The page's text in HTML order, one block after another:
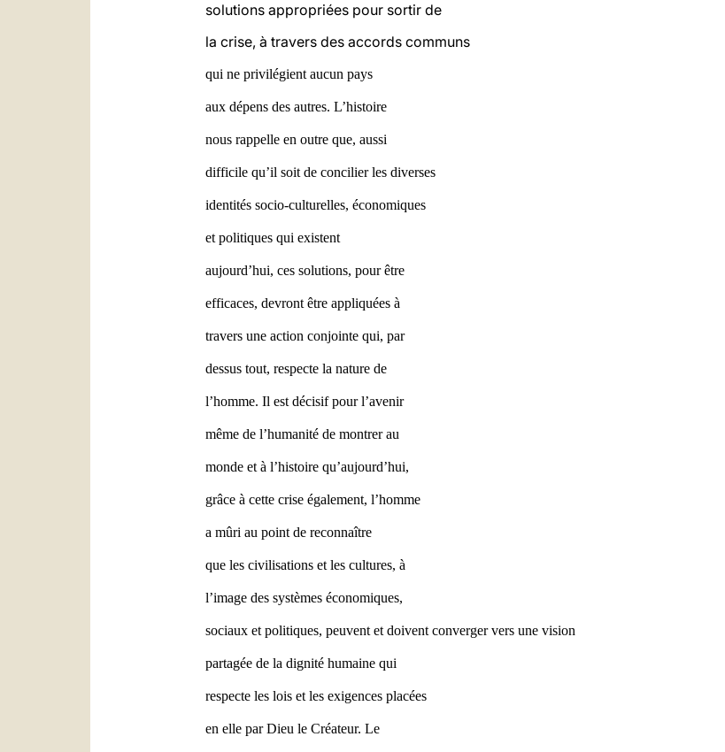
solutions appropriées pour sortir de
la crise, à travers des accords communs
qui ne privilégient aucun pays
aux dépens des autres. L’histoire
nous rappelle en outre que, aussi
difficile qu’il soit de concilier les diverses
identités socio-culturelles, économiques
et politiques qui existent
aujourd’hui, ces solutions, pour être
efficaces, devront être appliquées à
travers une action conjointe qui, par
dessus tout, respecte la nature de
l’homme. Il est décisif pour l’avenir
même de l’humanité de montrer au
monde et à l’histoire qu’aujourd’hui,
grâce à cette crise également, l’homme
a mûri au point de reconnaître
que les civilisations et les cultures, à
l’image des systèmes économiques,
sociaux et politiques, peuvent et doivent converger vers une vision
partagée de la dignité humaine qui
respecte les lois et les exigences placées
en elle par Dieu le Créateur. Le